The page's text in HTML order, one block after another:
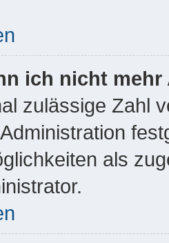
ich nicht
zulässige Zahl
als